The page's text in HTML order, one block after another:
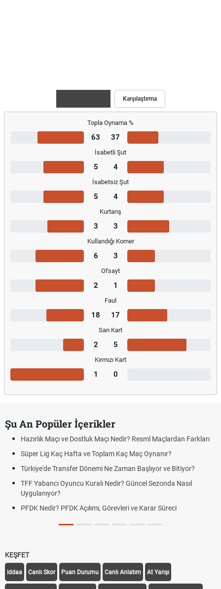
Karşılaştırma
Topla Oynama %
63 37
İsabetli Şut
5 4
İsabetsiz Şut
5 4
Kurtarış
3 3
Kullandığı Korner
6 3
Ofsayt
2 1
Faul
18 17
Sarı Kart
2 5
Kırmızı Kart
1 0
Şu An Popüler İçerikler
Hazırlık Maçı ve Dostluk Maçı Nedir? Resmî Maçlardan Farkları
Süper Lig Kaç Hafta ve Toplam Kaç Maç Oynanır?
Türkiye'de Transfer Dönemi Ne Zaman Başlıyor ve Bitiyor?
TFF Yabancı Oyuncu Kuralı Nedir? Güncel Sezonda Nasıl
Uygulanıyor?
PFDK Nedir? PFDK Açılımı, Görevleri ve Karar Süreci
KEŞFET
iddaa Canlı Skor Puan Durumu Canlı Anlatım At Yarışı